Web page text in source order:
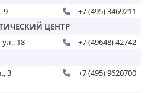
9
+7 (495) 3469211
ЦЕНТР
18
+7 (49648) 42742
3
+7 (495) 9620700